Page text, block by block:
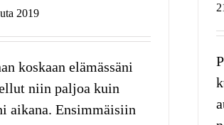
2019
koskaan elämässäni
niin paljoa kuin
aikana. Ensimmäisiin